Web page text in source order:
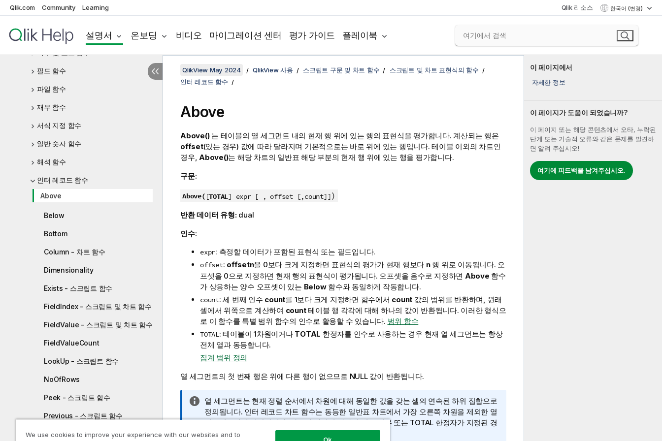
Qlik.com Community Learning Qlik 리소스 한국어 (변경)
설명서 온보딩 비디오 마이그레이션 센터 평가 가이드 플레이북
날짜 및 시간 함수
문서 함수
필드 함수
파일 함수
재무 함수
서식 지정 함수
일반 숫자 함수
해석 함수
인터 레코드 함수
Above
Below
Bottom
Column - 차트 함수
Dimensionality
Exists - 스크립트 함수
FieldIndex - 스크립트 및 차트 함수
FieldValue - 스크립트 및 차트 함수
FieldValueCount
LookUp - 스크립트 함수
NoOfRows
Peek - 스크립트 함수
Previous - 스크립트 함수
Top
이 페이지에서
자세한 정보
이 페이지가 도움이 되었습니까?
이 페이지 또는 해당 콘텐츠에서 오타, 누락된
단계 또는 기술적 오류와 같은 문제를 발견하
면 알려 주십시오!
여기에 피드백을 남겨주십시오.
QlikView May 2024 QlikView 사용 스크립트 구문 및 차트 함수
스크립트 및 차트 표현식의 함수
인터 레코드 함수
Above
Above()는 테이블의 열 세그먼트 내의 현재 행 위에 있는 행의 표현식을 평가합니다. 계산되는 행은
offset(있는 경우) 값에 따라 달라지며 기본적으로는 바로 위에 있는 행입니다. 테이블 이외의 차트인
경우, Above()는 해당 차트의 일반표 해당 부분의 현재 행 위에 있는 행을 평가합니다.
구문:
Above( [TOTAL] expr [ , offset [,count]])
반환 데이터 유형: dual
인수:
expr: 측정할 데이터가 포함된 표현식 또는 필드입니다.
offset: offsetn을 0보다 크게 지정하면 표현식의 평가가 현재 행보다 n행 위로 이동됩니다. 오
프셋을 0으로 지정하면 현재 행의 표현식이 평가됩니다. 오프셋을 음수로 지정하면 Above 함수
가 상응하는 양수 오프셋이 있는 Below함수와 동일하게 작동합니다.
count: 세 번째 인수 count를 1보다 크게 지정하면 함수에서 count 값의 범위를 반환하며, 원래
셀에서 위쪽으로 계산하여 count테이블 행 각각에 대해 하나의 값이 반환됩니다. 이러한 형식으
로 이 함수를 특별 범위 함수의 인수로 활용할 수 있습니다. 범위 함수
TOTAL: 테이블이 1차원이거나 TOTAL 한정자를 인수로 사용하는 경우 현재 열 세그먼트는 항상
전체 열과 동등합니다.
집계 범위 정의
열 세그먼트의 첫 번째 행은 위에 다른 행이 없으므로 NULL값이 반환됩니다.
정
보
메
모
열 세그먼트는 현재 정렬 순서에서 차원에 대해 동일한 값을 갖는 셀의 연속된 하위 집합으로
정의됩니다. 인터 레코드 차트 함수는 동등한 일반표 차트에서 가장 오른쪽 차원을 제외한 열
세그먼트에서 계산됩니다. 차트에 차원이 하나만 있는 경우 또는 TOTAL 한정자가 지정된 경
우는 표현식이 전체 테이블을 평가합니다.
We use cookies to improve your experience with our websites and to